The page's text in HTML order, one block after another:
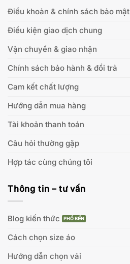
Điều khoản & chính sách bảo mật
Điều kiện giao dịch chung
Vận chuyển & giao nhận
Chính sách bảo hành & đổi trả
Cam kết chất lượng
Hướng dẫn mua hàng
Tài khoản thanh toán
Câu hỏi thường gặp
Hợp tác cùng chúng tôi
Thông tin – tư vấn
Blog kiến thức
Cách chọn size áo
Hướng dẫn chọn vải